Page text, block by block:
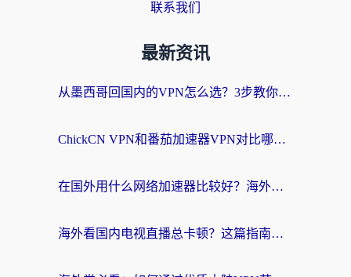
联系我们
最新资讯
从墨西哥回国内的VPN怎么选？3步教你无缝刷剧、玩国服游戏
ChickCN VPN和番茄加速器VPN对比哪个回国效果更好？海外党亲测后的真实答案
在国外用什么网络加速器比较好？海外党亲测：从痛点到解决方案的全攻略
海外看国内电视直播总卡顿？这篇指南教你选对回国加速器，无缝追剧不发愁